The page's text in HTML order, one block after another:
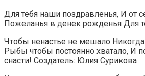
Для тебя наши поздравленья, И от
Пожеланья в денек рожденья Для
Чтобы ненастье не мешало Никогда
Рыбы чтобы постоянно хватало, И
снасти! Создатель: Юлия Сурикова